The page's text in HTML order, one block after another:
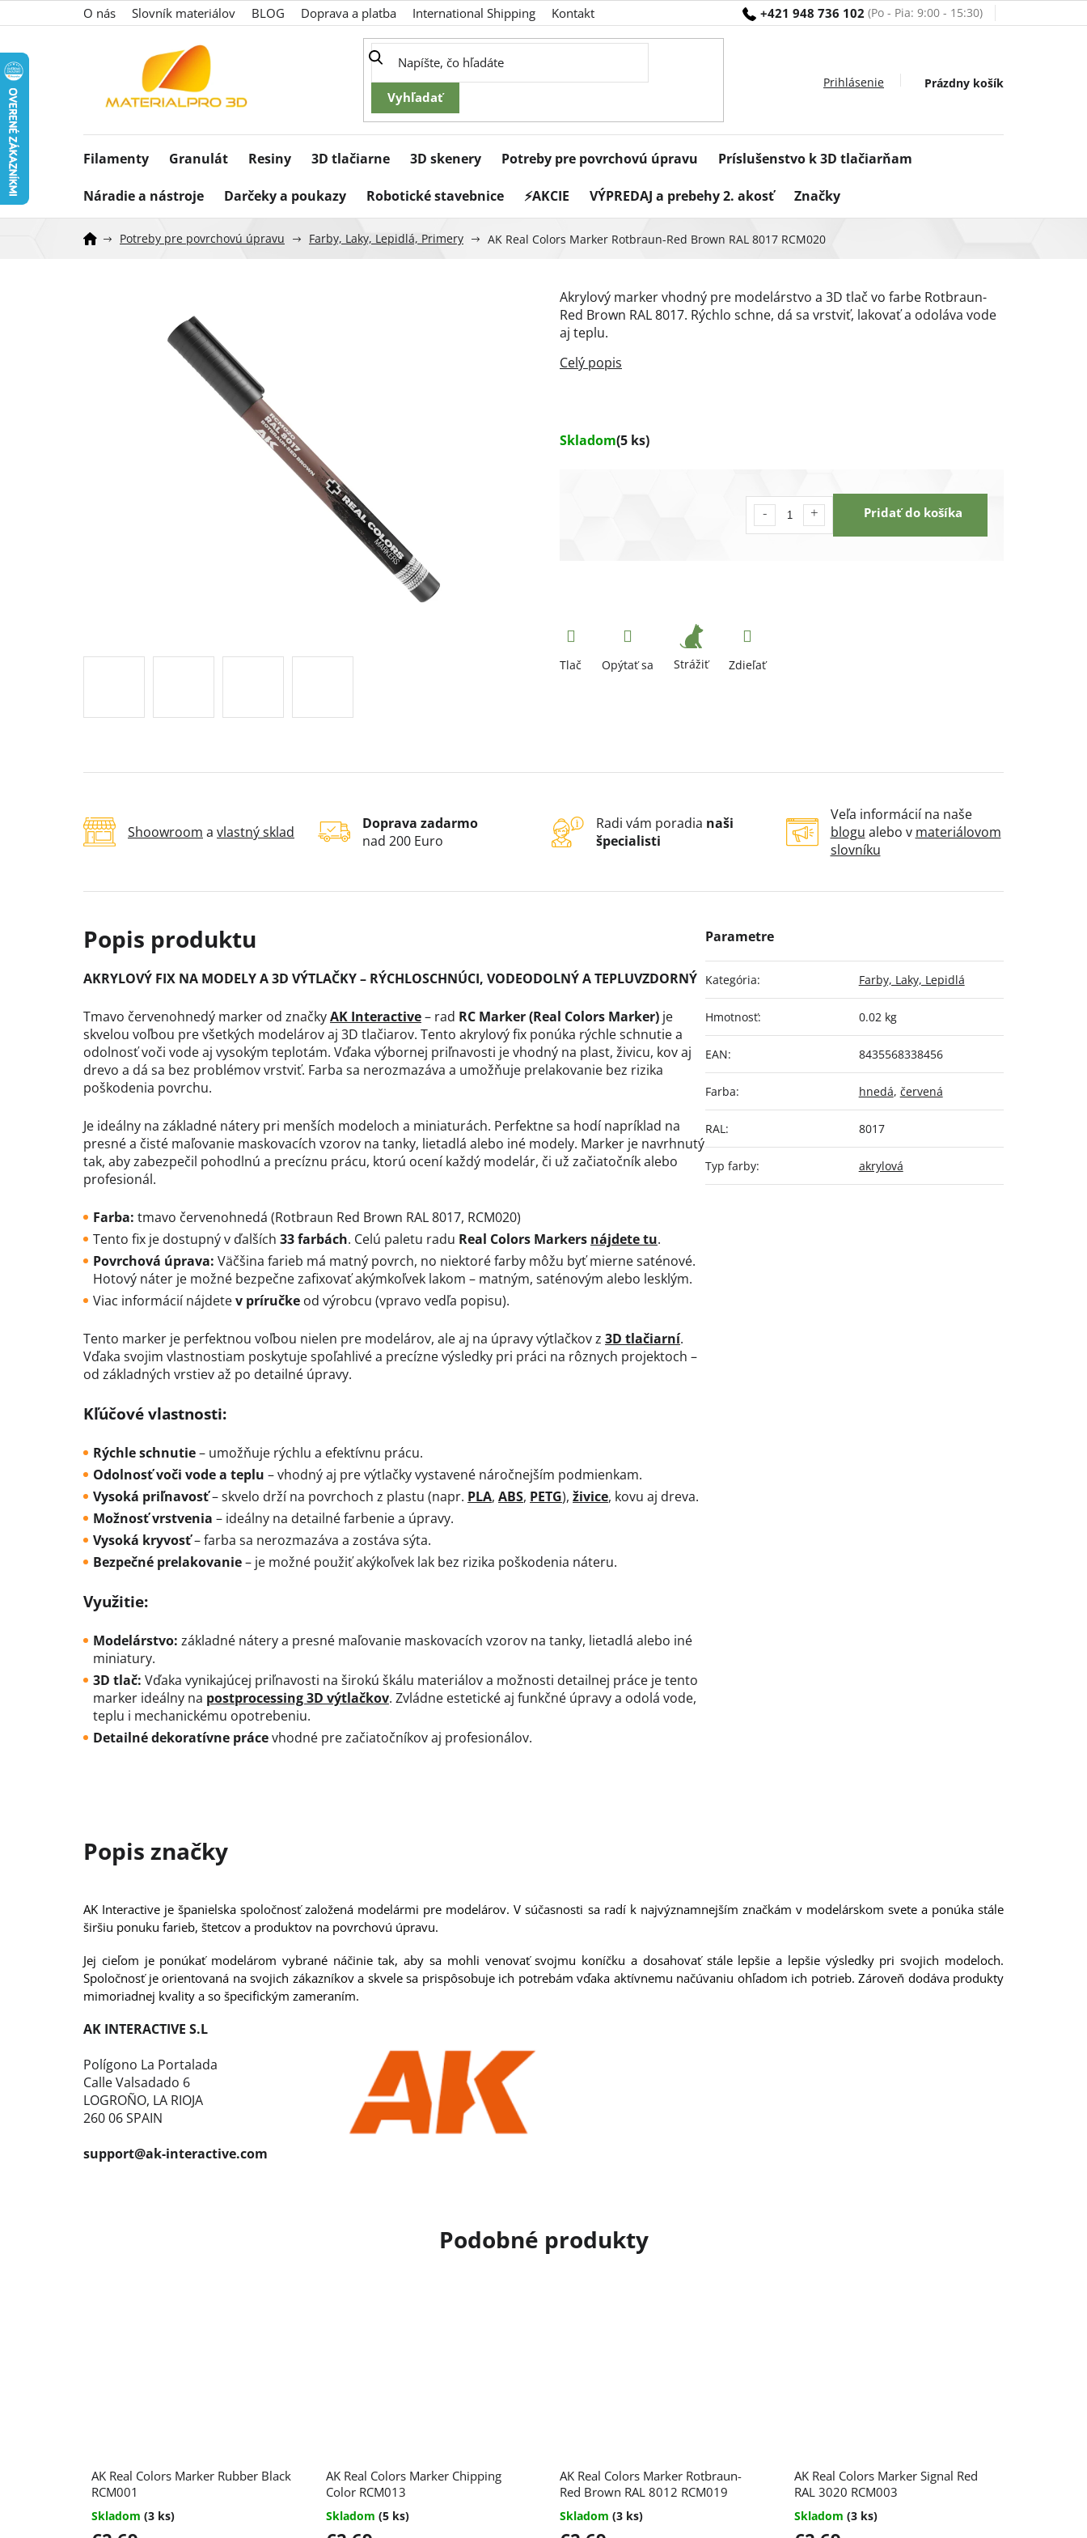
na
+421 948 736 102
O nás Slovník materiálov BLOG Doprava a platba International Shipping Kontakt
Nákupný
Prázdny košík
Filamenty Granulát Resiny 3D tlačiarne 3D skenery Potreby pre povrchovú úpravu Príslušenstvo k 3D tlačiarňam
Náradie a nástroje Darčeky a poukazy Robotické stavebnice ⚡AKCIE VÝPREDAJ a prebehy 2. akosť Značky
Potreby pre povrchovú úpravu Farby, Laky, Lepidlá, Primery AK Real Colors Marker Rotbraun-Red Brown RAL 8017 RCM020
Skladom(5 ks)
Pridať do košíka
Akrylový marker vhodný pre modelárstvo a 3D tlač vo farbe Rotbraun-
Red Brown RAL 8017. Rýchlo schne, dá sa vrstviť, lakovať a odoláva vode
aj teplu.
Tlač Opýtať sa Strážiť Zdieľať
Shoowroom a vlastný sklad
Doprava zadarmo
nad 200 Euro
Radi vám poradia naši
špecialisti
Veľa informácií na naše
blogu alebo v materiálovom
slovníku
AKRYLOVÝ FIX NA MODELY A 3D VÝTLAČKY – RÝCHLOSCHNÚCI, VODEODOLNÝ A TEPLUVZDORNÝ
Tmavo červenohnedý marker od značkyAK Interactive– rad RC Marker (Real Colors Marker) je
skvelou voľbou pre všetkých modelárov aj 3D tlačiarov. Tento akrylový fix ponúka rýchle schnutie a
odolnosť voči vode aj vysokým teplotám. Vďaka výbornej priľnavosti je vhodný na plast, živicu, kov aj
drevo a dá sa bez problémov vrstviť. Farba sa nerozmazáva a umožňuje prelakovanie bez rizika
poškodenia povrchu.
Je ideálny na základné nátery pri menších modeloch a miniaturách. Perfektne sa hodí napríklad na
presné a čisté maľovanie maskovacích vzorov na tanky, lietadlá alebo iné modely. Marker je navrhnutý
tak, aby zabezpečil pohodlnú a precíznu prácu, ktorú ocení každý modelár, či už začiatočník alebo
profesionál.
Farba: tmavo červenohnedá (Rotbraun Red Brown RAL 8017, RCM020)
Tento fix je dostupný v ďalších 33 farbách. Celú paletu radu Real Colors Markers nájdete tu.
Povrchová úprava: Väčšina farieb má matný povrch, no niektoré farby môžu byť mierne saténové.
Hotový náter je možné bezpečne zafixovať akýmkoľvek lakom – matným, saténovým alebo lesklým.
Viac informácií nájdetev príručke od výrobcu (vpravo vedľa popisu).
Tento marker je perfektnou voľbou nielen pre modelárov, ale aj na úpravy výtlačkov z 3D tlačiarní.
Vďaka svojim vlastnostiam poskytuje spoľahlivé a precízne výsledky pri práci na rôznych projektoch –
od základných vrstiev až po detailné úpravy.
Kľúčové vlastnosti:
Rýchle schnutie– umožňuje rýchlu a efektívnu prácu.
Odolnosť voči vode a teplu – vhodný aj pre výtlačky vystavené náročnejším podmienkam.
Vysoká priľnavosť– skvelo drží na povrchoch z plastu (napr. PLA, ABS, PETG), živice, kovu aj dreva.
Možnosť vrstvenia – ideálny na detailné farbenie a úpravy.
Vysoká kryvosť– farba sa nerozmazáva a zostáva sýta.
Bezpečné prelakovanie– je možné použiť akýkoľvek lak bez rizika poškodenia náteru.
Využitie:
Modelárstvo: základné nátery a presné maľovanie maskovacích vzorov na tanky, lietadlá alebo iné
miniatury.
3D tlač: Vďaka vynikajúcej priľnavosti na širokú škálu materiálov a možnosti detailnej práce je tento
marker ideálny na postprocessing 3D výtlačkov. Zvládne estetické aj funkčné úpravy a odolá vode,
teplu i mechanickému opotrebeniu.
Detailné dekoratívne prácevhodné pre začiatočníkov aj profesionálov.
Kategória: Farby, Laky, Lepidlá
Hmotnosť: 0.02 kg
EAN: 8435568338456
Farba: hnedá, červená
RAL: 8017
Typ farby: akrylová
AK Real Colors Marker Rubber Black
RCM001
Skladom (3 ks)
AK Real Colors Marker Chipping
Color RCM013
Skladom (5 ks)
AK Real Colors Marker Rotbraun-
Red Brown RAL 8012 RCM019
Skladom (3 ks)
AK Real Colors Marker Signal Red
RAL 3020 RCM003
Skladom (3 ks)
AK Interactive je španielska spoločnosť založená modelármi pre modelárov. V súčasnosti sa radí k najvýznamnejším značkám v modelárskom svete a ponúka stále
širšiu ponuku farieb, štetcov a produktov na povrchovú úpravu.
Jej cieľom je ponúkať modelárom vybrané náčinie tak, aby sa mohli venovať svojmu koníčku a dosahovať stále lepšie a lepšie výsledky pri svojich modeloch.
Spoločnosť je orientovaná na svojich zákazníkov a skvele sa prispôsobuje ich potrebám vďaka aktívnemu načúvaniu ohľadom ich potrieb. Zároveň dodáva produkty
mimoriadnej kvality a so špecifickým zameraním.
AK INTERACTIVE S.L
Polígono La Portalada
Calle Valsadado 6
LOGROÑO, LA RIOJA
260 06 SPAIN
support@ak-interactive.com